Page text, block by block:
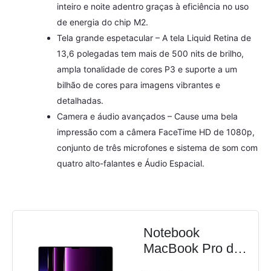
inteiro e noite adentro graças à eficiência no uso
de energia do chip M2.
Tela grande espetacular – A tela Liquid Retina de
13,6 polegadas tem mais de 500 nits de brilho,
ampla tonalidade de cores P3 e suporte a um
bilhão de cores para imagens vibrantes e
detalhadas.
Camera e áudio avançados – Cause uma bela
impressão com a câmera FaceTime HD de 1080p,
conjunto de três microfones e sistema de som com
quatro alto-falantes e Áudio Espacial.
Notebook
MacBook Pro da